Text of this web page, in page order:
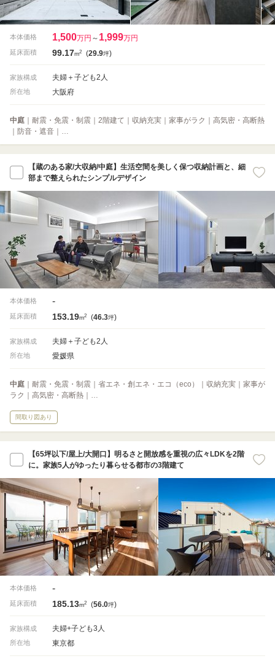
本体価格 1,500万円 ～ 1,999万円
延床面積 99.17m2 (29.9坪)
家族構成 夫婦＋子ども2人
所在地 大阪府
中庭 ｜耐震・免震・制震｜2階建て｜収納充実｜家事がラク｜高気密・高断熱
｜防音・遮音｜…
【蔵のある家/大収納/中庭】生活空間を美しく保つ収納計画と、細
部まで整えられたシンプルデザイン
本体価格 -
延床面積 153.19m2 (46.3坪)
家族構成 夫婦＋子ども2人
所在地 愛媛県
中庭 ｜耐震・免震・制震｜省エネ・創エネ・エコ（eco）｜収納充実｜家事が
ラク｜高気密・高断熱｜…
間取り図あり
【65坪以下/屋上/大開口】明るさと開放感を重視の広々LDKを2階
に。家族5人がゆったり暮らせる都市の3階建て
本体価格 -
延床面積 185.13m2 (56.0坪)
家族構成 夫婦+子ども3人
所在地 東京都